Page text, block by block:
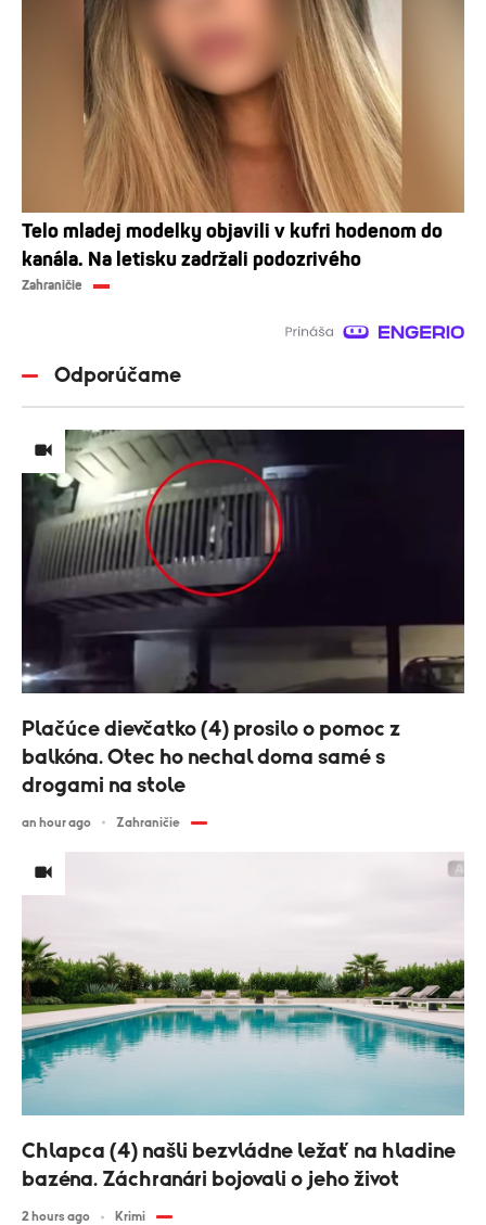
Telo mladej modelky objavili v kufri hodenom do
kanála. Na letisku zadržali podozrivého
Zahraničie
Odporúčame
Plačúce dievčatko (4) prosilo o pomoc z
balkóna. Otec ho nechal doma samé s
drogami na stole
an hour ago Zahraničie
Chlapca (4) našli bezvládne ležať na hladine
bazéna. Záchranári bojovali o jeho život
2 hours ago Krimi